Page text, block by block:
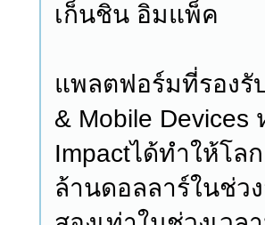
เก็นชิน อิมแพ็ค
แพลตฟอร์มที่รองรั
& Mobile Devices
Impactได้ทำให้โล
ล้านดอลลาร์ในช่ว